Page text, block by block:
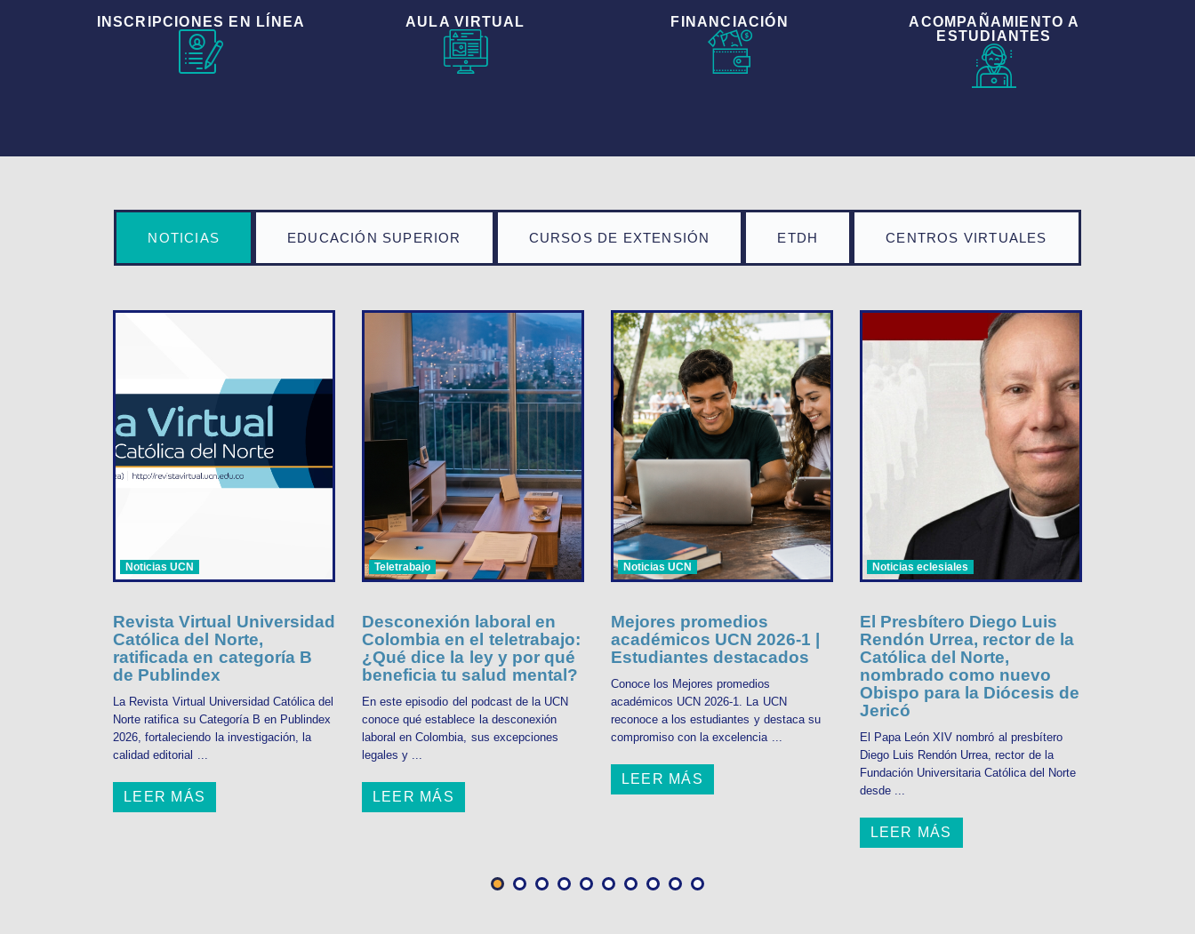
INSCRIPCIONES EN LÍNEA AULA VIRTUAL FINANCIACIÓN
ACOMPAÑAMIENTO A
ESTUDIANTES
NOTICIAS EDUCACIÓN SUPERIOR CURSOS DE EXTENSIÓN ETDH CENTROS VIRTUALES
Noticias UCN
Revista Virtual Universidad
Católica del Norte,
ratificada en categoría B
de Publindex
La Revista Virtual Universidad Católica del
Norte ratifica su Categoría B en Publindex
2026, fortaleciendo la investigación, la
calidad editorial ...
LEER MÁS
Teletrabajo
Desconexión laboral en
Colombia en el teletrabajo:
¿Qué dice la ley y por qué
beneficia tu salud mental?
En este episodio del podcast de la UCN
conoce qué establece la desconexión
laboral en Colombia, sus excepciones
legales y ...
LEER MÁS
Noticias UCN
Mejores promedios
académicos UCN 2026-1 |
Estudiantes destacados
Conoce los Mejores promedios
académicos UCN 2026-1. La UCN
reconoce a los estudiantes y destaca su
compromiso con la excelencia ...
LEER MÁS
Noticias eclesiales
El Presbítero Diego Luis
Rendón Urrea, rector de la
Católica del Norte,
nombrado como nuevo
Obispo para la Diócesis de
Jericó
El Papa León XIV nombró al presbítero
Diego Luis Rendón Urrea, rector de la
Fundación Universitaria Católica del Norte
desde ...
LEER MÁS